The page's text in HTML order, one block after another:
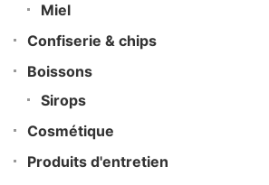
Miel
Confiserie & chips
Boissons
Sirops
Cosmétique
Produits d'entretien